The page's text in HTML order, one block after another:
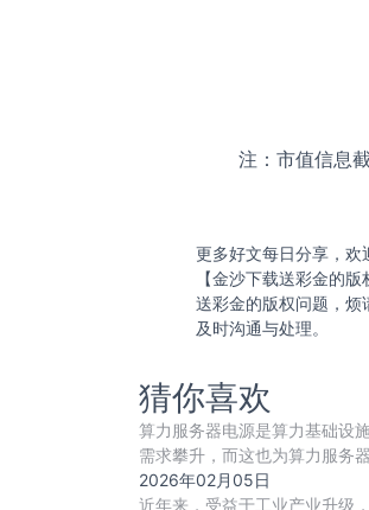
注：市值信息
更多好文每日分享，欢
【金沙下载送彩金的
送彩金的版权问题，烦
及时沟通与处理。
猜你喜欢
算力服务器电源是算力基础设
需求攀升，而这也为算力服务
争
2026年02月05日
近年来，受益于工业产业升级